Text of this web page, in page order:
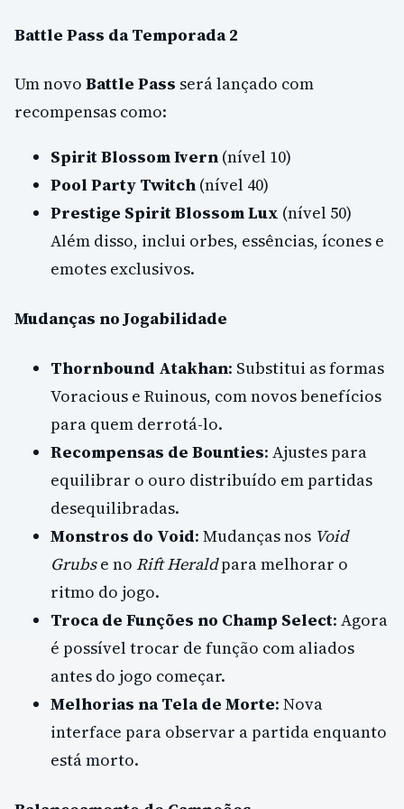
Battle Pass da Temporada 2
Um novo Battle Pass será lançado com
recompensas como:
Spirit Blossom Ivern (nível 10)
Pool Party Twitch (nível 40)
Prestige Spirit Blossom Lux (nível 50)
Além disso, inclui orbes, essências, ícones e
emotes exclusivos.
Mudanças no Jogabilidade
Thornbound Atakhan: Substitui as formas
Voracious e Ruinous, com novos benefícios
para quem derrotá-lo.
Recompensas de Bounties: Ajustes para
equilibrar o ouro distribuído em partidas
desequilibradas.
Monstros do Void: Mudanças nos Void
Grubse no Rift Heraldpara melhorar o
ritmo do jogo.
Troca de Funções no Champ Select: Agora
é possível trocar de função com aliados
antes do jogo começar.
Melhorias na Tela de Morte: Nova
interface para observar a partida enquanto
está morto.